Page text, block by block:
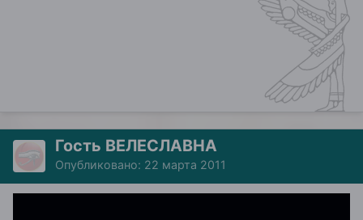
Гость ВЕЛЕСЛАВНА
Опубликовано: 22 марта 2011